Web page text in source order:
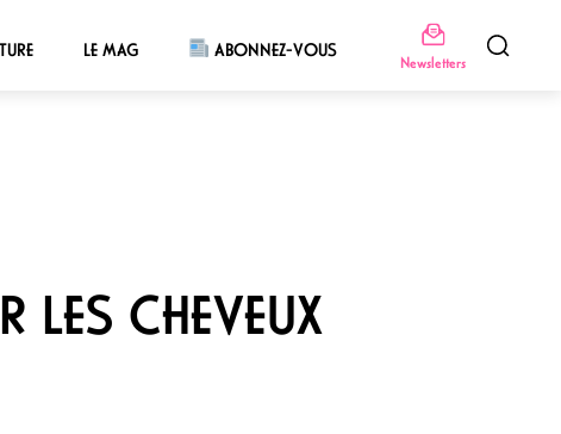
LE MAG ABONNEZ-VOUS
Newsletters
LES CHEVEUX